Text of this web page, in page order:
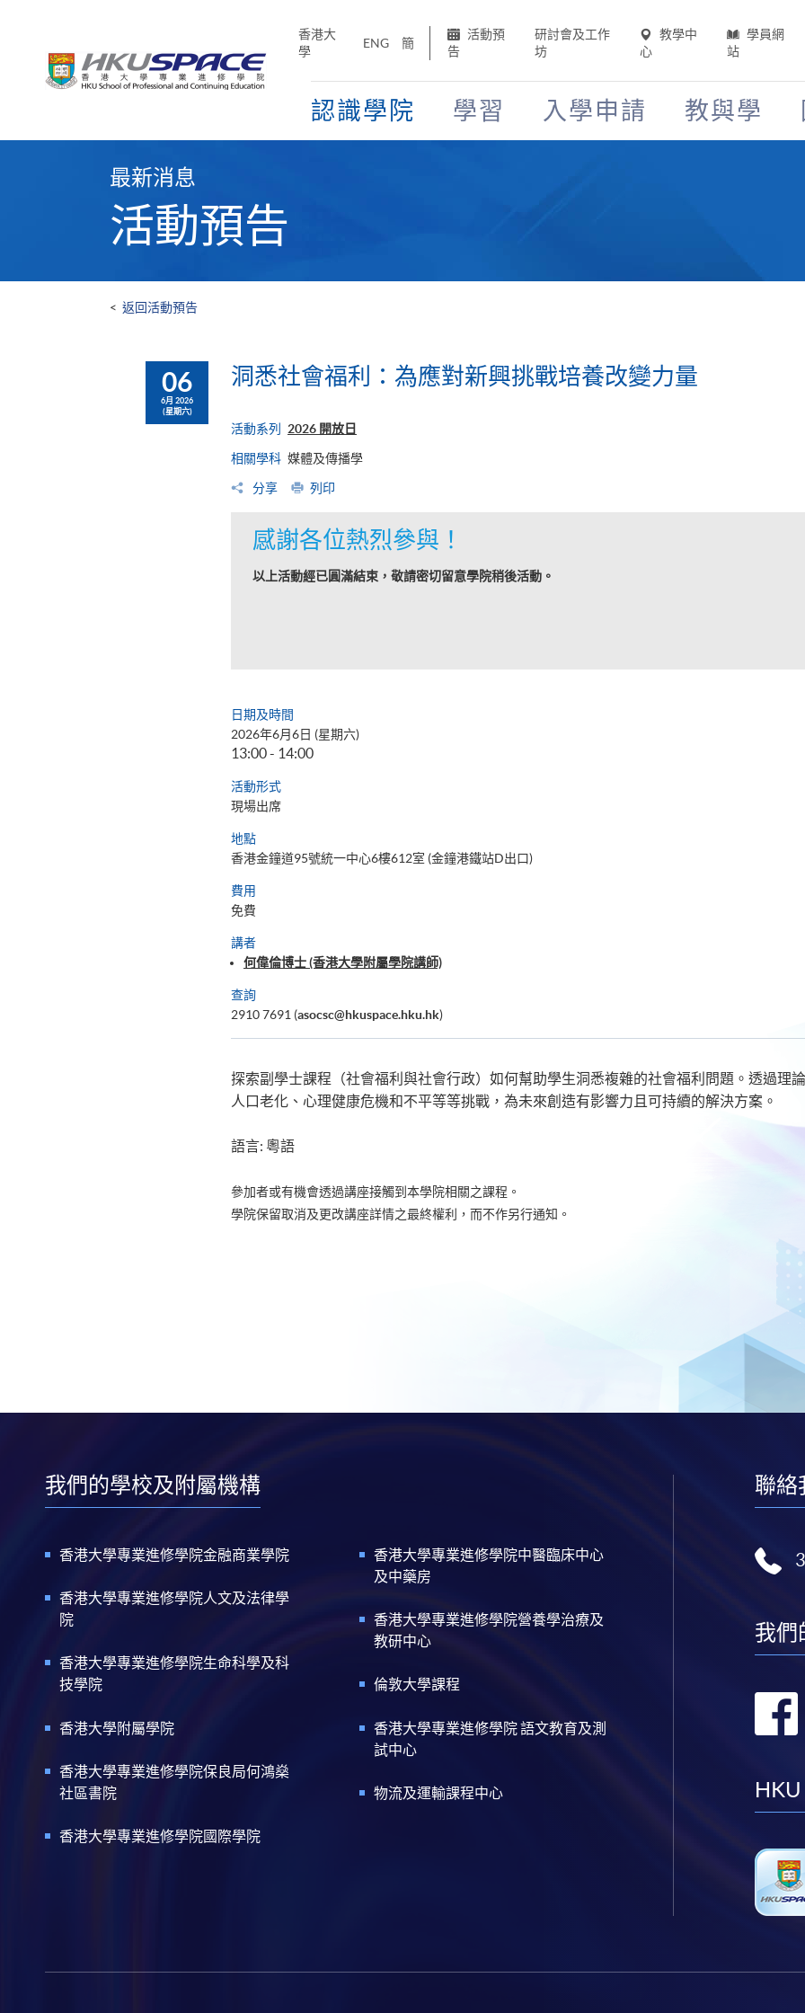
香港大
學
ENG 簡
活動預
告
研討會及工作
坊
教學中
心
學員網
站
認識學院 學習 入學申請 教與學
最新消息
活動預告
< 返回活動預告
06
6月 2026
(星期六)
洞悉社會福利：為應對新興挑戰培養改變力量
活動系列 2026 開放日
相關學科 媒體及傳播學
分享 列印
感謝各位熱烈參與！
以上活動經已圓滿結束，敬請密切留意學院稍後活動。
日期及時間
2026年6月6日 (星期六)
13:00 - 14:00
活動形式
現場出席
地點
香港金鐘道95號統一中心6樓612室 (金鐘港鐵站D出口)
費用
免費
講者
何偉倫博士 (香港大學附屬學院講師)
查詢
2910 7691 (asocsc@hkuspace.hku.hk)
探索副學士課程（社會福利與社會行政）如何幫助學生洞悉複雜的社會福利問題。透過理
人口老化、心理健康危機和不平等等挑戰，為未來創造有影響力且可持續的解決方案。
語言: 粵語
參加者或有機會透過講座接觸到本學院相關之課程。
學院保留取消及更改講座詳情之最終權利，而不作另行通知。
我們的學校及附屬機構
香港大學專業進修學院金融商業學院
香港大學專業進修學院人文及法律學
院
香港大學專業進修學院生命科學及科
技學院
香港大學附屬學院
香港大學專業進修學院保良局何鴻燊
社區書院
香港大學專業進修學院國際學院
香港大學專業進修學院中醫臨床中心
及中藥房
香港大學專業進修學院營養學治療及
教研中心
倫敦大學課程
香港大學專業進修學院 語文教育及測
試中心
物流及運輸課程中心
聯絡
我們
HKU